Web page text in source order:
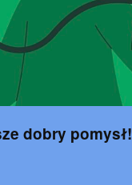
dobry pomysł!